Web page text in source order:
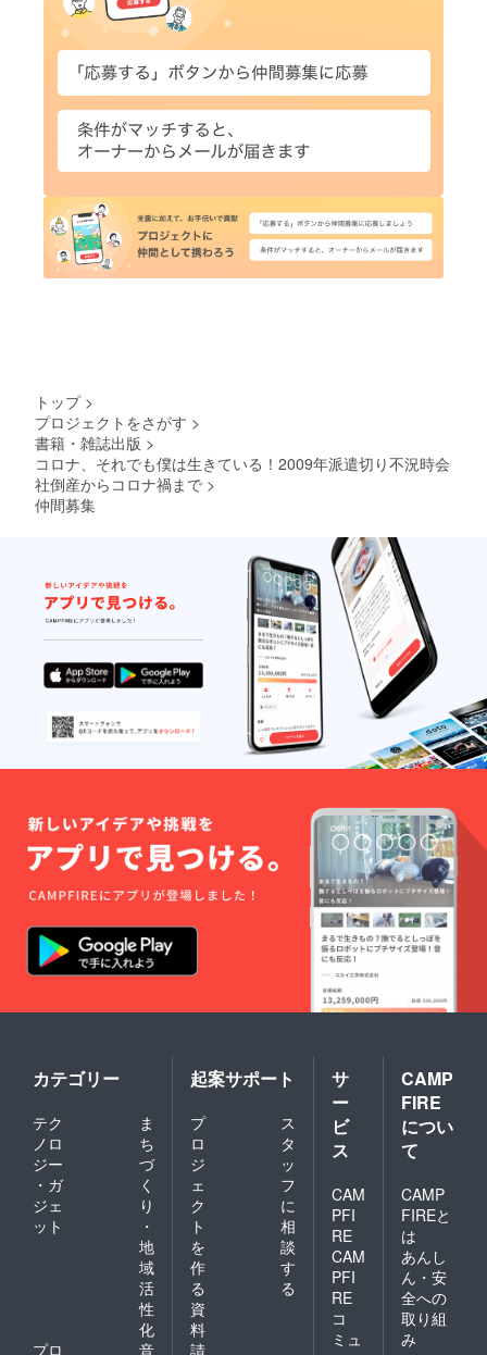
トップ >
プロジェクトをさがす >
書籍・雑誌出版 >
コロナ、それでも僕は生きている！2009年派遣切り不況時会
社倒産からコロナ禍まで >
仲間募集
カテゴリー
テク
ノロ
ジー
・ガ
ジェ
ット
ま
ち
づ
く
り
・
地
域
活
性
化
プロ
音
起案サポート
プ
ロ
ジ
ェ
ク
ト
を
作
る
ス
タ
ッ
フ
に
相
談
す
る
資
料
請
サ
ー
ビ
ス
CAM
PFI
RE
CAM
PFI
RE
コ
ミュ
CAMP
FIRE
につい
て
CAMP
FIREと
は
あんし
ん・安
全への
取り組
み